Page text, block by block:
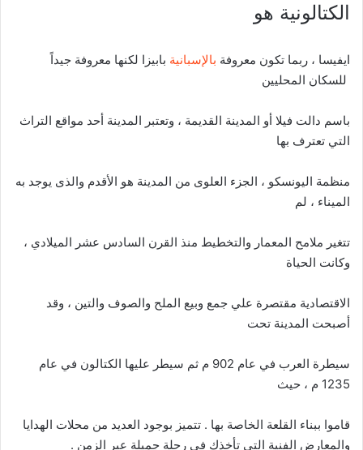
الكتالونية هو
ايفيسا ، ربما تكون معروفة بالإسبانية بابيزا لكنها معروفة جيداً
للسكان المحليين
باسم دالت فيلا أو المدينة القديمة ، وتعتبر المدينة أحد مواقع التراث
التي تعترف بها
منظمة اليونسكو ، الجزء العلوى من المدينة هو الأقدم والذى يوجد به
الميناء ، لم
تتغير ملامح المعمار والتخطيط منذ القرن السادس عشر الميلادي ،
وكانت الحياة
الاقتصادية مقتصرة علي جمع وبيع الملح والصوف والتين ، وقد
أصبحت المدينة تحت
سيطرة العرب في عام 902 م ثم سيطر عليها الكتالون في عام
1235 م ، حيث
قاموا ببناء القلعة الخاصة بها . تتميز بوجود العديد من محلات الهدايا
والمعارض الفنية التي تأخذك في رحلة جميلة عبر الزمن .